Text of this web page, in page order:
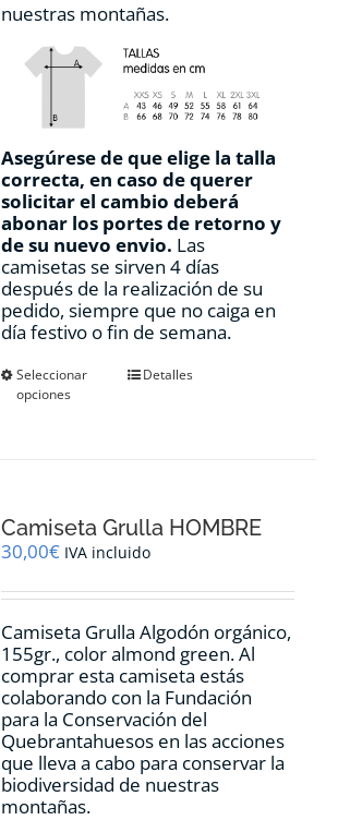
nuestras montañas.
Asegúrese de que elige la talla
correcta, en caso de querer
solicitar el cambio deberá
abonar los portes de retorno y
de su nuevo envio. Las
camisetas se sirven 4 días
después de la realización de su
pedido, siempre que no caiga en
día festivo o fin de semana.
Seleccionar
opciones
Este
se
pueden
en
página
de
producto
Detalles
Camiseta Grulla HOMBRE
30,00€ IVA incluido
Camiseta Grulla Algodón orgánico,
155gr., coloralmond green.Al
comprar esta camiseta estás
colaborando con la Fundación
para la Conservación del
Quebrantahuesos en las acciones
que lleva a cabo para conservar la
biodiversidad de nuestras
montañas.